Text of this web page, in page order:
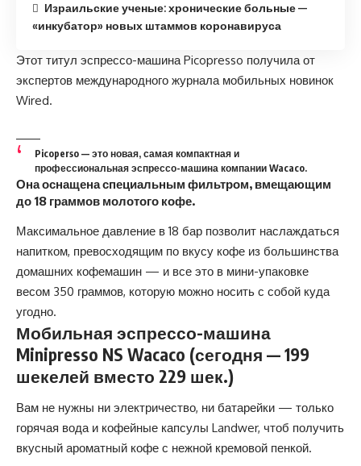
Израильские ученые: хронические больные —
«инкубатор» новых штаммов коронавируса
Этот титул эспрессо-машина Picopresso получила от
экспертов международного журнала мобильных новинок
Wired.
Picoperso — это новая, самая компактная и
профессиональная эспрессо-машина компании Wacaco.
Она оснащена специальным фильтром, вмещающим
до 18 граммов молотого кофе.
Максимальное давление в 18 бар позволит наслаждаться
напитком, превосходящим по вкусу кофе из большинства
домашних кофемашин — и все это в мини-упаковке
весом 350 граммов, которую можно носить с собой куда
угодно.
Мобильная эспрессо-машина
Minipresso NS Wacaco (сегодня — 199
шекелей вместо 229 шек.)
Вам не нужны ни электричество, ни батарейки — только
горячая вода и кофейные капсулы Landwer, чтоб получить
вкусный ароматный кофе с нежной кремовой пенкой.